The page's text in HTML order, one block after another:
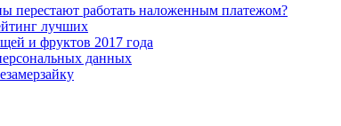
перестают работать наложенным платежом?
лучших
и фруктов 2017 года
данных